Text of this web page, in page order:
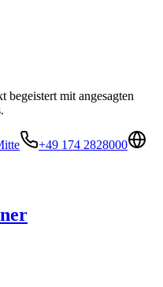
mit angesagten
+49 174 2828000